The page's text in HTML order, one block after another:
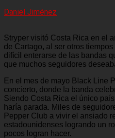
Daniel Jiménez
Stryper visitó Costa Rica en el
de Cartago, al ser otros
difícil enterarse de las bandas
que muchos seguidores
En el mes de mayo Black Line
concierto, donde la banda
Siendo Costa Rica el único
haría parada. Miles de
Pepper Club a vivir el ansiado
estadounidenses logrando un
pocos logran hacer.